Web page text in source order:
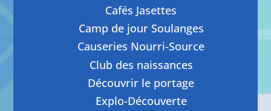
Cafés Jasettes
Camp de jour Soulanges
Causeries Nourri-Source
Club des naissances
Découvrir le portage
Explo-Découverte